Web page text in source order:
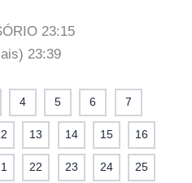
23:15
23:39
4 5 6 7
13 14 15 16
22 23 24 25